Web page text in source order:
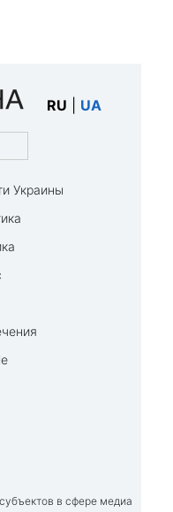
RU UA
Украины
в сфере медиа